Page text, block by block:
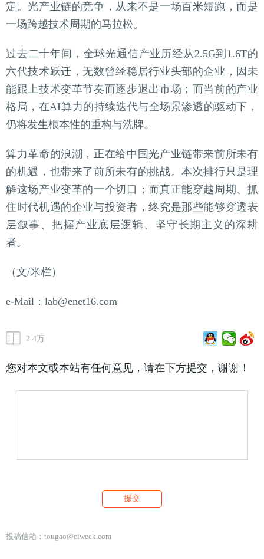
定。光产业链的竞争，从来不是一场百米短跑，而是
一场跨越技术周期的马拉松。
过去二十年间，全球光通信产业历经从2.5G到1.6T的
六代技术跃迁，无数曾经稳居行业头部的企业，因未
能跟上技术变革节奏而逐步退出市场；而当前的产业
格局，在AI算力的持续迭代与全场景渗透的驱动下，
仍将发生根本性的重构与洗牌。
算力革命的浪潮，正在给中国光产业链带来前所未有
的机遇，也带来了前所未有的挑战。本次排行只是理
解这场产业变革的一个切口；而真正能穿越周期、抓
住时代机遇的企业与投资者，终究是那些能够穿透表
层叙事、把握产业底层逻辑、坚守长期主义的深耕
者。
（文/米栏）
e-Mail：lab@enet16.com
2.4万
您对本文或本站有任何意见，请在下方提交，谢谢！
投稿信箱： tougao@ciweek.com